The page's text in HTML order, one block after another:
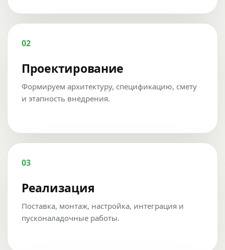
02
Проектирование
Формируем архитектуру, спецификацию, смету
и этапность внедрения.
03
Реализация
Поставка, монтаж, настройка, интеграция и
пусконаладочные работы.